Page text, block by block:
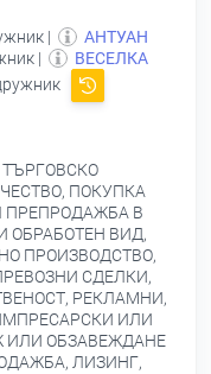
|
АНТУАН
|
ВЕСЕЛКА
ПОКУПКА
ПРЕПРОДАЖБА В
ОБРАБОТЕН ВИД,
ПРОИЗВОДСТВО,
СДЕЛКИ,
РЕКЛАМНИ,
ИЛИ
ИЛИ ОБЗАВЕЖДАНЕ
ЛИЗИНГ,